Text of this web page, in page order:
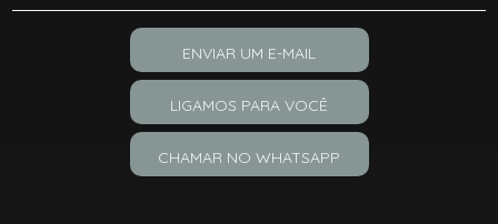
ENVIAR UM E-MAIL
LIGAMOS PARA VOCÊ
CHAMAR NO WHATSAPP